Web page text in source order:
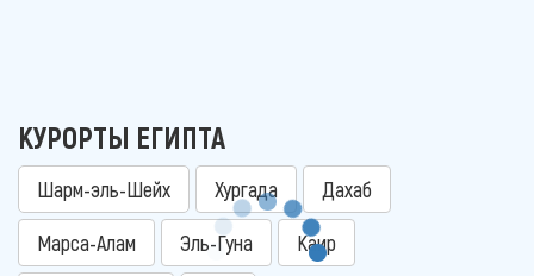
КУРОРТЫ ЕГИПТА
Шарм-эль-Шейх Хургада Дахаб
Марса-Алам Эль-Гуна Каир